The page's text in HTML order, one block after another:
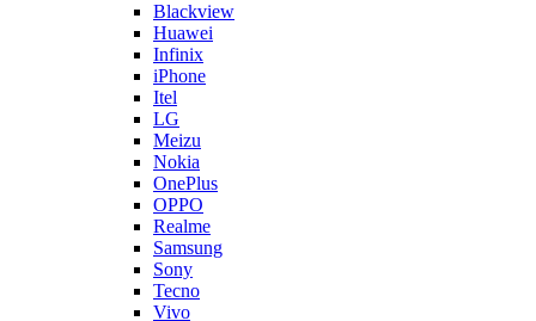
Blackview
Huawei
Infinix
iPhone
Itel
LG
Meizu
Nokia
OnePlus
OPPO
Realme
Samsung
Sony
Tecno
Vivo